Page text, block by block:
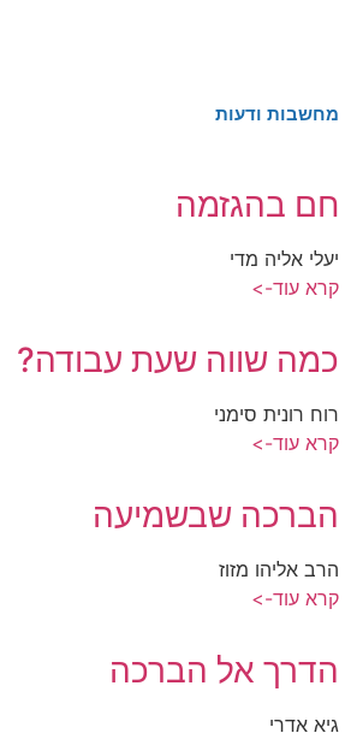
מחשבות ודעות
חם בהגזמה
יעלי אליה מדי
קרא עוד->
כמה שווה שעת עבודה?
רוח רונית סימני
קרא עוד->
הברכה שבשמיעה
הרב אליהו מזוז
קרא עוד->
הדרך אל הברכה
גיא אדרי